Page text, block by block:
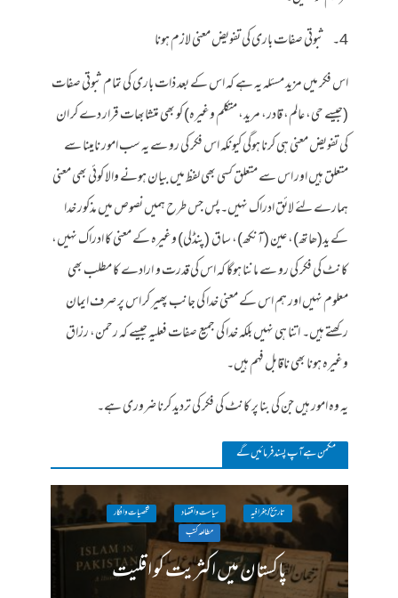
4۔ ثبوتی صفات باری کی تفویض معنی لازم ہونا
اس فکر میں مزید مسئلہ یہ ہے کہ اس کے بعد ذات باری کی تمام ثبوتی صفات
(جیسے حی، عالم، قادر، مرید، متکلم وغیرہ) کو بھی متشابھات قرار دے کر ان
کی تفویض معنی ہی کرنا ہوگی کیونکہ اس فکر کی رو سے یہ سب امور نامینا سے
متعلق ہیں اور اس سے متعلق کسی بھی لفظ میں بیان ہونے والا کوئی بھی معنی
ہمارے لئے لائق ادراک نہیں۔ پس جس طرح ہمیں نصوص میں مذکور خدا
کے ید(ھاتھ)، عین (آنکھ)، ساق (پنڈلی) وغیرہ کے معنی کا ادراک نہیں،
کانٹ کی فکر کی رو سے ماننا ہوگا کہ اس کی قدرت و ارادے کا مطلب بھی
معلوم نہیں اور ہم اس کے معنی خدا کی جانب پھیر کر اس پر صرف ایمان
رکھتے ہیں۔ اتنا ہی نہیں بلکہ خدا کی جمیع صفات فعلیہ جیسے کہ رحمن، رزاق
وغیرہ ہونا بھی ناقابل فہم ہیں۔
یہ وہ امور ہیں جن کی بنا پر کانٹ کی فکر کی تردید کرنا ضروری ہے۔
مکمن ہےآپ پسند فرمائیں گے
تاریخ / جغرافیہ سیاست واقتصاد
شخصیات وافکار
مطالعہ کتب
پاکستان میں اکثریت کو اقلیت